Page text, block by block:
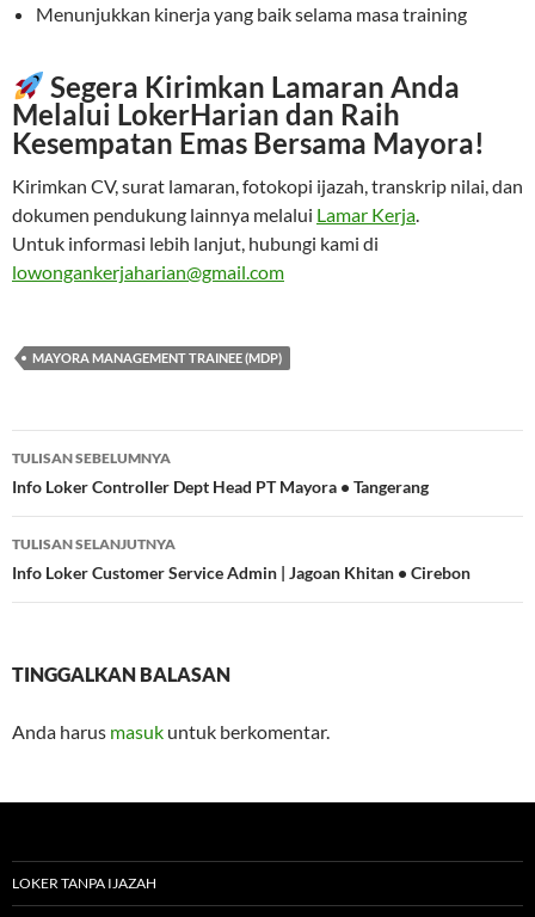
Menunjukkan kinerja yang baik selama masa training
Segera Kirimkan Lamaran Anda
Melalui LokerHarian dan Raih
Kesempatan Emas Bersama Mayora!
Kirimkan CV, surat lamaran, fotokopi ijazah, transkrip nilai, dan
dokumen pendukung lainnya melalui Lamar Kerja.
Untuk informasi lebih lanjut, hubungi kami di
lowongankerjaharian@gmail.com
MAYORA MANAGEMENT TRAINEE (MDP)
Navigasi
Tulisan
TULISAN SEBELUMNYA
Info Loker Controller Dept Head PT Mayora • Tangerang
TULISAN SELANJUTNYA
Info Loker Customer Service Admin | Jagoan Khitan • Cirebon
TINGGALKAN BALASAN
Anda harus masuk untuk berkomentar.
LOKER TANPA IJAZAH